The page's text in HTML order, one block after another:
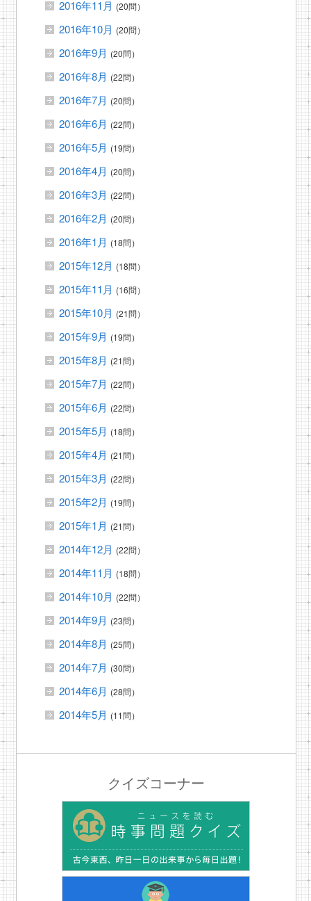
2016年11月 (20問）
2016年10月 (20問）
2016年9月 (20問）
2016年8月 (22問）
2016年7月 (20問）
2016年6月 (22問）
2016年5月 (19問）
2016年4月 (20問）
2016年3月 (22問）
2016年2月 (20問）
2016年1月 (18問）
2015年12月 (18問）
2015年11月 (16問）
2015年10月 (21問）
2015年9月 (19問）
2015年8月 (21問）
2015年7月 (22問）
2015年6月 (22問）
2015年5月 (18問）
2015年4月 (21問）
2015年3月 (22問）
2015年2月 (19問）
2015年1月 (21問）
2014年12月 (22問）
2014年11月 (18問）
2014年10月 (22問）
2014年9月 (23問）
2014年8月 (25問）
2014年7月 (30問）
2014年6月 (28問）
2014年5月 (11問）
クイズコーナー